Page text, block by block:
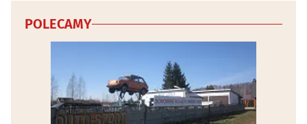
POLECAMY